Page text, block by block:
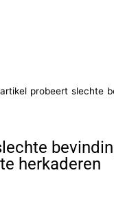
probeert slechte
herkaderen